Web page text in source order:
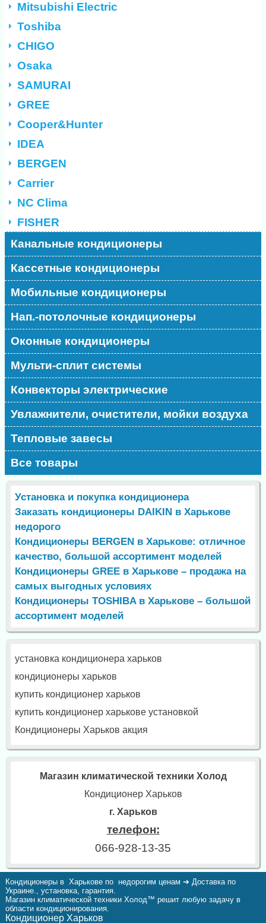
Mitsubishi Electric
Toshiba
CHIGO
Osaka
SAMURAI
GREE
Cooper&Hunter
IDEA
BERGEN
Carrier
NC Clima
FISHER
Канальные кондиционеры
Кассетные кондиционеры
Мобильные кондиционеры
Нап.-потолочные кондиционеры
Оконные кондиционеры
Мульти-сплит системы
Конвекторы электрические
Увлажнители, очистители, мойки воздуха
Тепловые завесы
Все товары
Установка и покупка кондиционера
Заказать кондиционеры DAIKIN в Харькове
недорого
Кондиционеры BERGEN в Харькове: отличное
качество, большой ассортимент моделей
Кондиционеры GREE в Харькове – продажа на
самых выгодных условиях
Кондиционеры TOSHIBA в Харькове – большой
ассортимент моделей
установка кондиционера харьков
кондиционеры харьков
купить кондиционер харьков
купить кондиционер харькове установкой
Кондиционеры Харьков акция
Магазин климатической техники Холод
Кондиционер Харьков
г. Харьков
телефон:
066-928-13-35
Кондиционеры в Харькове по недорогим ценам ➔ Доставка по
Украине., установка, гарантия.
Магазин климатической техники Холод™ решит любую задачу в
области кондиционирования.
Кондиционер Харьков